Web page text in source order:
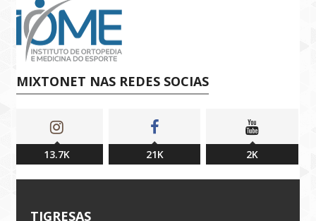
MIXTONET NAS REDES SOCIAS
13.7K 21K 2K
TIGRESAS